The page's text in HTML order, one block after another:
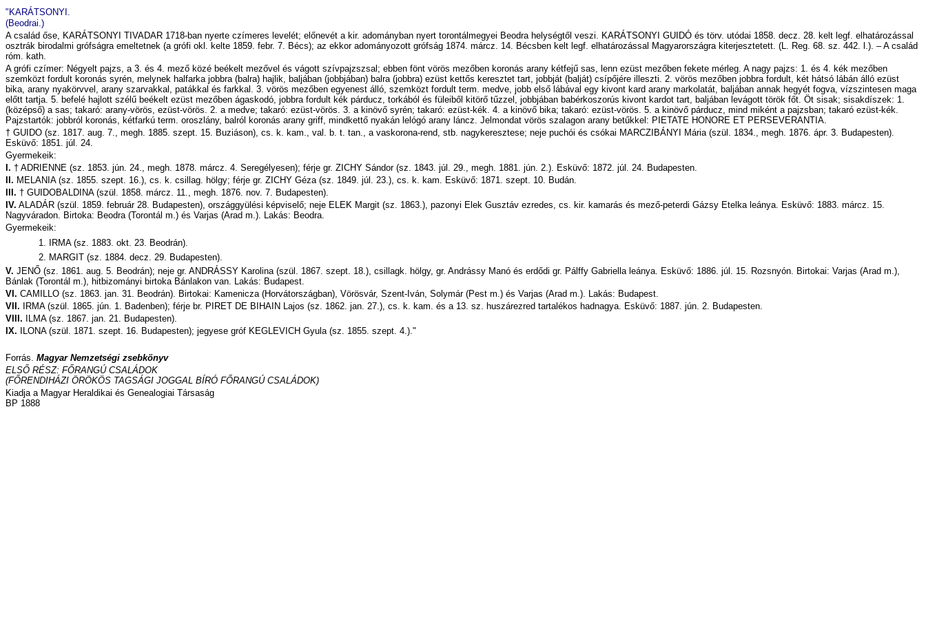
"KARÁTSONYI.
(Beodrai.)
A család őse, KARÁTSONYI TIVADAR 1718-ban nyerte czímeres levelét; előnevét a kir. adományban nyert torontálmegyei Beodrahelységtől veszi. KARÁTSONYI GUIDÓ és törv. utódai 1858. decz. 28. kelt legf. elhatározással
osztrák birodalmi grófságra emeltetnek (a grófi okl. kelte 1859. febr. 7. Bécs); az ekkor adományozott grófság 1874. márcz. 14. Bécsben kelt legf. elhatározással Magyarországra kiterjesztetett. (L. Reg. 68. sz. 442. l.). –Acsalád
róm. kath.
A grófi czímer: Négyelt pajzs, a 3. és 4. mező közé beékelt mezővel és vágott szívpajzszsal ; ebben fönt vörös mezőben koronás arany kétfejű sas, lenn ezüst mezőben fekete mérleg. A nagy pajzs: 1. és 4. kék mezőben
szemközt fordult koronás syrén, melynek halfarka jobbra (balra) hajlik, baljában (jobbjában) balra (jobbra) ezüst kettős keresztet tart, jobbját (balját) csípőjére illeszti. 2. vörös mezőben jobbra fordult, két hátsó lábán álló ezüst
bika, arany nyakörvvel, arany szarvakkal , patákkal és farkkal. 3. vörös mezőben egyenest álló, szemközt fordult term. medve, jobb első lábával egy kivont kard arany markolatát, baljában annak hegyét fogva, vízszintesen maga
előtt tartja. 5. befelé hajlott szélű beékelt ezüst mezőben ágaskodó, jobbra fordult kék párducz, torkából és füleiből kitörő tűzzel, jobbjában babérkoszorús kivont kardot tart, baljában levágott török főt. Öt sisak; sisakdíszek: 1.
(középső) a sas; takaró: arany-vörös, ezüst-vörös. 2. a medve; takaró: ezüst-vörös. 3. a kinövő syrén; takaró: ezüst-kék. 4. a kinövő bika; takaró: ezüst-vörös. 5. a kinövő párducz, mind miként a pajzsban; takaró ezüst-kék.
Pajzstartók: jobbról koronás, kétfarkú term. oroszlány, balról koronás arany griff, mindkettő nyakán lelógó arany láncz. Jelmondat vörös szalagon arany betűkkel: PIETATE HONORE ET PERSEVERANTIA.
† GUIDO (sz. 1817. aug. 7., megh. 1885. szept. 15. Buziáson), cs. k. kam., val . b. t. tan., a vaskorona-rend, stb. nagykeresztese; neje puchói és csókai MARCZIBÁNYI Mária (szül. 1834., megh. 1876. ápr. 3. Budapesten).
Esküvő: 1851. júl. 24.
Gyermekeik:
I. † ADRIENNE (sz. 1853. jún. 24., megh. 1878. márcz. 4. Seregélyesen); férje gr. ZICHY Sándor (sz. 1843. júl. 29., megh. 1881. jún. 2.). Esküvő: 1872. júl. 24. Budapesten.
II. MELANIA (sz. 1855. szept. 16.), cs. k. csillag. hölgy; férje gr. ZICHY Géza (sz. 1849. júl. 23.), cs. k. kam. Esküvő: 1871. szept. 10. Budán.
III. † GUIDOBALDINA(szül. 1858. márcz. 11., megh. 1876. nov. 7. Budapesten).
IV. ALADÁR (szül. 1859. február 28. Budapesten), országgyülési képviselő; neje ELEK Margit (sz. 1863.), pazonyi Elek Gusztáv ezredes, cs. kir. kamarás és mező-peterdi Gázsy Etelka leánya. Esküvő: 1883. márcz. 15.
Nagyváradon. Birtoka: Beodra(Torontál m.) és Varjas (Arad m.). Lakás: Beodra.
Gyermekeik:
1. IRMA (sz. 1883. okt. 23. Beodrán).
2. MARGIT (sz. 1884. decz. 29. Budapesten).
V. JENŐ (sz. 1861. aug. 5. Beodrán); neje gr. ANDRÁSSY Karolina (szül. 1867. szept. 18.), csillagk. hölgy, gr. Andrássy Manó és erdődi gr. Pálffy Gabriella leánya. Esküvő: 1886. júl. 15. Rozsnyón. Birtokai: Varjas (Arad m.),
Bánlak (Torontál m.), hitbizományi birtoka Bánlakon van. Lakás: Budapest.
VI. CAMILLO (sz. 1863. jan. 31. Beodrán). Birtokai: Kamenicza(Horvátországban), Vörösvár, Szent-Iván, Solymár (Pest m.) és Varjas (Arad m.). Lakás: Budapest.
VII. IRMA (szül. 1865. jún. 1. Badenben); férje br. PIRET DE BIHAIN Lajos (sz. 1862. jan. 27.), cs. k. kam. és a 13. sz. huszárezred tartalékos hadnagya. Esküvő: 1887. jún. 2. Budapesten.
VIII. ILMA (sz. 1867. jan. 21. Budapesten).
IX. ILONA (szül. 1871. szept. 16. Budapesten); jegyese gróf KEGLEVICH Gyula (sz. 1855. szept. 4.)."
Forrás. Magyar Nemzetségi zsebkönyv
ELSŐ RÉSZ: FŐRANGÚ CSALÁDOK
(FŐRENDIHÁZI ÖRÖKÖS TAGSÁGI JOGGAL BÍRÓ FŐRANGÚ CSALÁDOK)
Kiadja a Magyar Heraldikai és Genealogiai Társaság
BP 1888